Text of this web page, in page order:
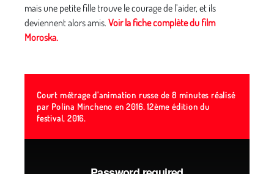
mais une petite fille trouve le courage de l’aider, et ils
deviennent alors amis. Voir la fiche complète du film
Moroska.
Court métrage d'animation russe de 8 minutes réalisé
par Polina Mincheno en 2016. 12ème édition du
festival, 2016.